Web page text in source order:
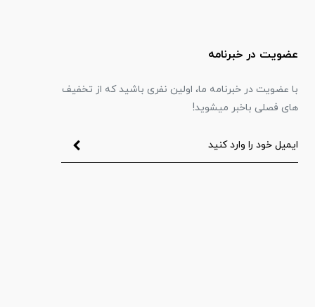
عضویت در خبرنامه
با عضویت در خبرنامه ما، اولین نفری باشید که از تخفیف
های فصلی باخبر میشوید!